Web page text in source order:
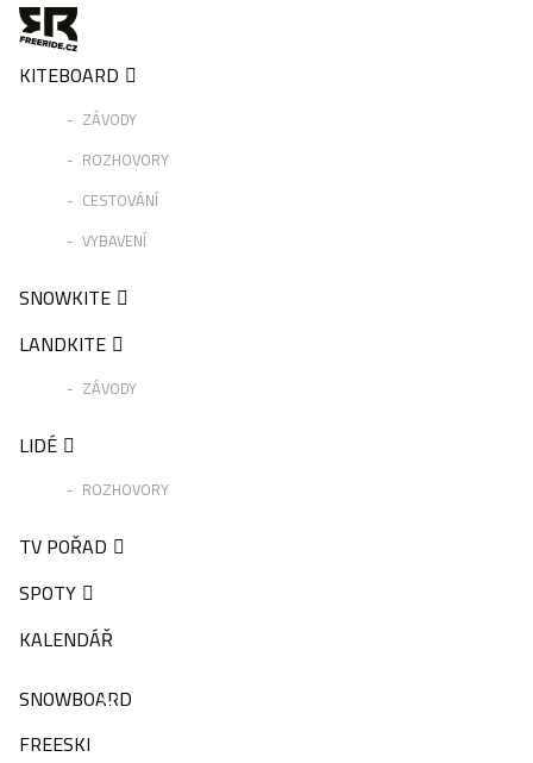
KITEBOARD
ZÁVODY
ROZHOVORY
CESTOVÁNÍ
VYBAVENÍ
SNOWKITE
LANDKITE
ZÁVODY
LIDÉ
ROZHOVORY
TV POŘAD
SPOTY
KALENDÁŘ
SNOWBOARD
FREESKI